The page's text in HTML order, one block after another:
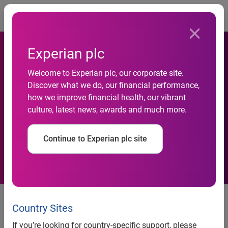
Experian plc
Welcome to Experian plc, our corporate site.
Discover what we do, our financial performance,
how we improve financial health, our vibrant
culture, latest news, awards and much more.
Continue to Experian plc site
Country Sites
If you’re looking for country-specific support, please
Crisi Economica: Per Il 75%
Delle Famiglie Britanniche Un
2009 Di Rinunce Importanti
Crisi Economica: Per Il 75% Delle
Famiglie Britanniche Un 2009 Di